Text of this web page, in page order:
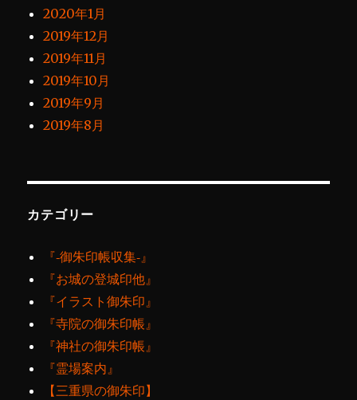
2020年1月
2019年12月
2019年11月
2019年10月
2019年9月
2019年8月
カテゴリー
『‐御朱印帳収集‐』
『お城の登城印他』
『イラスト御朱印』
『寺院の御朱印帳』
『神社の御朱印帳』
『霊場案内』
【三重県の御朱印】